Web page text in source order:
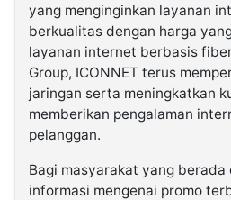
yang menginginkan layanan
berkualitas dengan harga
layanan internet berbasis
Group, ICONNET terus
jaringan serta meningkatkan
memberikan pengalaman
pelanggan.
Bagi masyarakat yang berada
informasi mengenai promo